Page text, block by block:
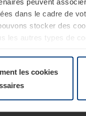
peuvent
dans le cadre de
stocker des
les autres types de
les cookies